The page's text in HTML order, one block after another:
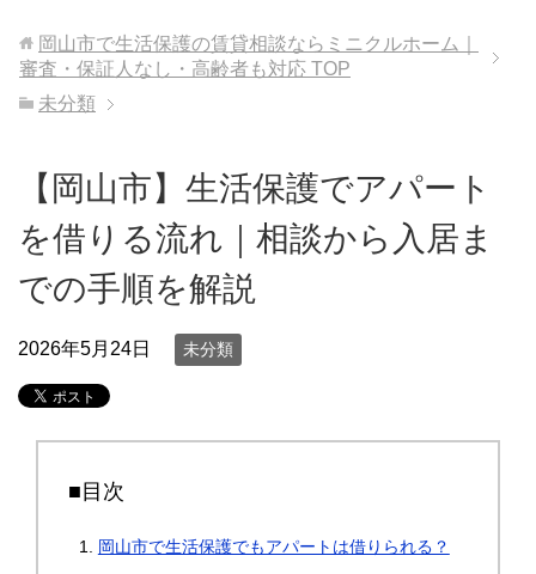
岡山市で生活保護の賃貸相談ならミニクルホーム｜
審査・保証人なし・高齢者も対応 TOP
未分類
【岡山市】生活保護でアパート
を借りる流れ｜相談から入居ま
での手順を解説
2026年5月24日 未分類
■目次
岡山市で生活保護でもアパートは借りられる？